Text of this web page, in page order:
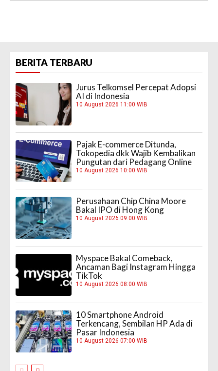
BERITA TERBARU
Jurus Telkomsel Percepat Adopsi
AI di Indonesia
10 August 2026 11:00 WIB
Pajak E-commerce Ditunda,
Tokopedia dkk Wajib Kembalikan
Pungutan dari Pedagang Online
10 August 2026 10:00 WIB
Perusahaan Chip China Moore
Bakal IPO di Hong Kong
10 August 2026 09:00 WIB
Myspace Bakal Comeback,
Ancaman Bagi Instagram Hingga
TikTok
10 August 2026 08:00 WIB
10 Smartphone Android
Terkencang, Sembilan HP Ada di
Pasar Indonesia
10 August 2026 07:00 WIB